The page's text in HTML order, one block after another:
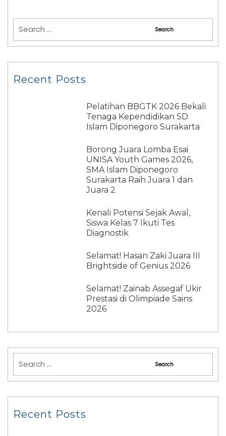
Recent Posts
Pelatihan BBGTK 2026 Bekali
Tenaga Kependidikan SD
Islam Diponegoro Surakarta
Borong Juara Lomba Esai
UNISA Youth Games 2026,
SMA Islam Diponegoro
Surakarta Raih Juara 1 dan
Juara 2
Kenali Potensi Sejak Awal,
Siswa Kelas 7 Ikuti Tes
Diagnostik
Selamat! Hasan Zaki Juara III
Brightside of Genius 2026
Selamat! Zainab Assegaf Ukir
Prestasi di Olimpiade Sains
2026
Recent Posts